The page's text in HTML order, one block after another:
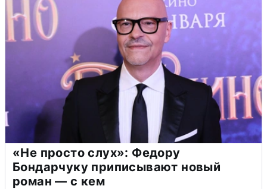
«Не просто слух»: Федору
Бондарчуку приписывают новый
роман — с кем